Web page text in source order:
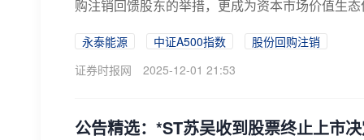
购注销回馈股东的举措，更成为资本市场价值生
永泰能源 中证A500指数
股份回购注销
证券时报网
2025-12-01 21:53
公告精选：*ST苏吴收到股票终止上市